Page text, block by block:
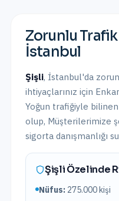
Zorunlu
İstanbul
Şişli, İstanbul'da
ihtiyaçlarınız için
Yoğun trafiğiyle
olup, Müşterilerimize
sigorta danışmanlığı
ŞişliÖzelinde
Nüfus: 275.000kişi